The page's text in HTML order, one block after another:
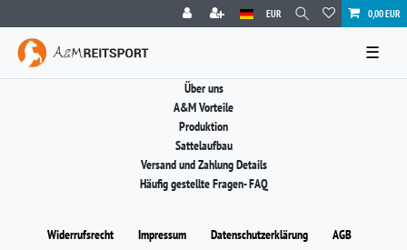
EUR 0,00 EUR
☰
Über uns
A&M Vorteile
Produktion
Sattelaufbau
Versand und Zahlung Details
Häufig gestellte Fragen- FAQ
Widerrufs­recht Impressum Daten­schutz­erklärung AGB